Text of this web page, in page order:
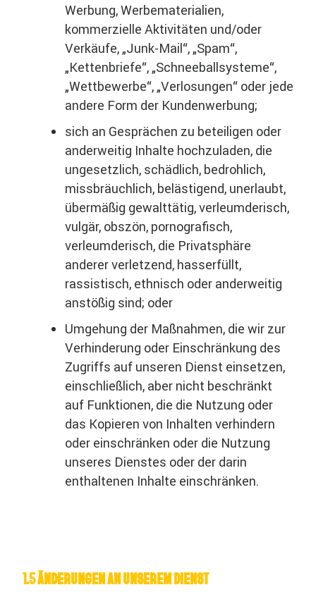
Werbung, Werbematerialien,
kommerzielle Aktivitäten und/oder
Verkäufe, „Junk-Mail“, „Spam“,
„Kettenbriefe“, „Schneeballsysteme“,
„Wettbewerbe“, „Verlosungen“ oder jede
andere Form der Kundenwerbung;
sich an Gesprächen zu beteiligen oder
anderweitig Inhalte hochzuladen, die
ungesetzlich, schädlich, bedrohlich,
missbräuchlich, belästigend, unerlaubt,
übermäßig gewalttätig, verleumderisch,
vulgär, obszön, pornografisch,
verleumderisch, die Privatsphäre
anderer verletzend, hasserfüllt,
rassistisch, ethnisch oder anderweitig
anstößig sind; oder
Umgehung der Maßnahmen, die wir zur
Verhinderung oder Einschränkung des
Zugriffs auf unseren Dienst einsetzen,
einschließlich, aber nicht beschränkt
auf Funktionen, die die Nutzung oder
das Kopieren von Inhalten verhindern
oder einschränken oder die Nutzung
unseres Dienstes oder der darin
enthaltenen Inhalte einschränken.
1.5 ÄNDERUNGEN AN UNSEREM DIENST